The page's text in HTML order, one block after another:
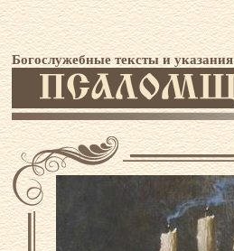
Богослужебные тексты и указания